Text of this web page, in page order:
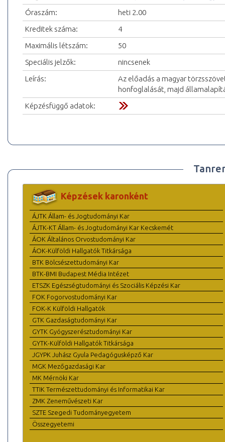
Óraszám:
heti 2.00
Kreditek száma:
4
Maximális létszám:
50
Speciális jelzők:
nincsenek
Leírás:
Az előadás a magyar
honfoglalását, majd
Képzésfüggő adatok:
Képzések karonként
ÁJTK Állam- és Jogtudományi Kar
ÁJTK-KT Állam- és Jogtudományi Kar Kecskemét
ÁOK Általános Orvostudományi Kar
ÁOK-Külföldi Hallgatók Titkársága
BTK Bölcsészettudományi Kar
BTK-BMI Budapest Média Intézet
ETSZK Egészségtudományi és Szociális Képzési Kar
FOK Fogorvostudományi Kar
FOK-K Külföldi Hallgatók
GTK Gazdaságtudományi Kar
GYTK Gyógyszerésztudományi Kar
GYTK-Külföldi Hallgatók Titkársága
JGYPK Juhász Gyula Pedagógusképző Kar
MGK Mezőgazdasági Kar
MK Mérnöki Kar
TTIK Természettudományi és Informatikai Kar
ZMK Zeneművészeti Kar
SZTE Szegedi Tudományegyetem
Összegyetemi